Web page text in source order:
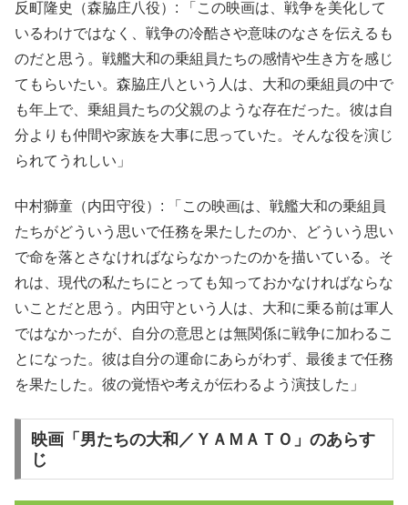
反町隆史（森脇庄八役）: 「この映画は、戦争を美化して
いるわけではなく、戦争の冷酷さや意味のなさを伝えるも
のだと思う。戦艦大和の乗組員たちの感情や生き方を感じ
てもらいたい。森脇庄八という人は、大和の乗組員の中で
も年上で、乗組員たちの父親のような存在だった。彼は自
分よりも仲間や家族を大事に思っていた。そんな役を演じ
られてうれしい」
中村獅童（内田守役）: 「この映画は、戦艦大和の乗組員
たちがどういう思いで任務を果たしたのか、どういう思い
で命を落とさなければならなかったのかを描いている。そ
れは、現代の私たちにとっても知っておかなければならな
いことだと思う。内田守という人は、大和に乗る前は軍人
ではなかったが、自分の意思とは無関係に戦争に加わるこ
とになった。彼は自分の運命にあらがわず、最後まで任務
を果たした。彼の覚悟や考えが伝わるよう演技した」
映画「男たちの大和／ＹＡＭＡＴＯ」のあらす
じ